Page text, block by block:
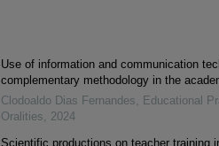
Use of information and communication
complementary methodology in the
Clodoaldo Dias Fernandes, Educational
Oralities, 2024
Scientific productions on teacher training